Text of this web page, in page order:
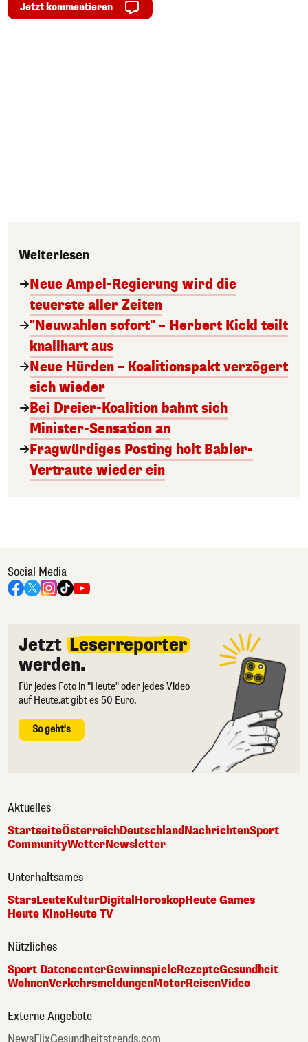
Jetzt kommentieren
Weiterlesen
Neue Ampel-Regierung wird die
teuerste aller Zeiten
"Neuwahlen sofort" – Herbert Kickl teilt
knallhart aus
Neue Hürden – Koalitionspakt verzögert
sich wieder
Bei Dreier-Koalition bahnt sich
Minister-Sensation an
Fragwürdiges Posting holt Babler-
Vertraute wieder ein
Social Media
Jetzt Leserreporter
werden.
Für jedes Foto in "Heute" oder jedes Video
auf Heute.at gibt es 50 Euro.
So geht's
Aktuelles
StartseiteÖsterreichDeutschlandNachrichtenSport
CommunityWetterNewsletter
Unterhaltsames
StarsLeuteKulturDigital HoroskopHeute Games
Heute KinoHeute TV
Nützliches
Sport DatencenterGewinnspieleRezepteGesundheit
WohnenVerkehrsmeldungenMotorReisenVideo
Externe Angebote
NewsFlixGesundheitstrends.com